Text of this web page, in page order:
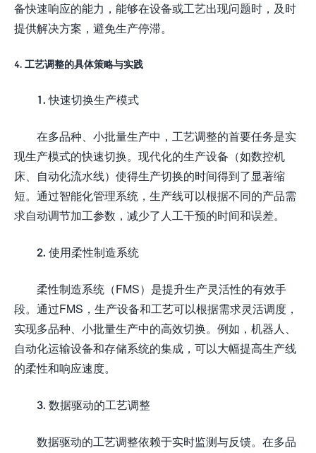
备快速响应的能力，能够在设备或工艺出现问题时，及时
提供解决方案，避免生产停滞。
4. 工艺调整的具体策略与实践
1. 快速切换生产模式
在多品种、小批量生产中，工艺调整的首要任务是实
现生产模式的快速切换。现代化的生产设备（如数控机
床、自动化流水线）使得生产切换的时间得到了显著缩
短。通过智能化管理系统，生产线可以根据不同的产品需
求自动调节加工参数，减少了人工干预的时间和误差。
2. 使用柔性制造系统
柔性制造系统（FMS）是提升生产灵活性的有效手
段。通过FMS，生产设备和工艺可以根据需求灵活调度，
实现多品种、小批量生产中的高效切换。例如，机器人、
自动化运输设备和存储系统的集成，可以大幅提高生产线
的柔性和响应速度。
3. 数据驱动的工艺调整
数据驱动的工艺调整依赖于实时监测与反馈。在多品